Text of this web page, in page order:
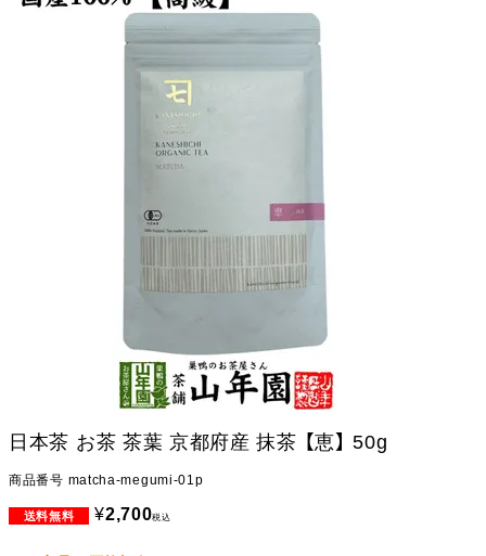
日本茶 お茶 茶葉 京都府産 抹茶 【恵】 50g
商品番号 matcha-megumi-01p
¥2,700税込